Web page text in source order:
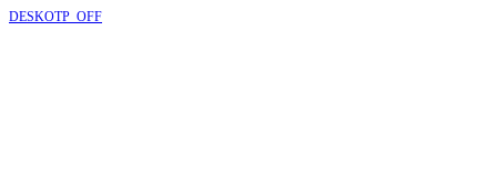
DESKOTP_OFF